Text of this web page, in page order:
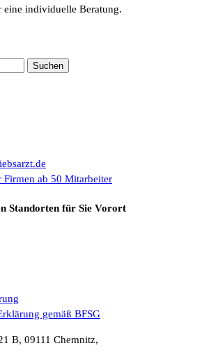
eine individuelle Beratung.
Firmen ab 50 Mitarbeiter
Standorten für Sie Vorort
gemäß BFSG
B, 09111 Chemnitz,